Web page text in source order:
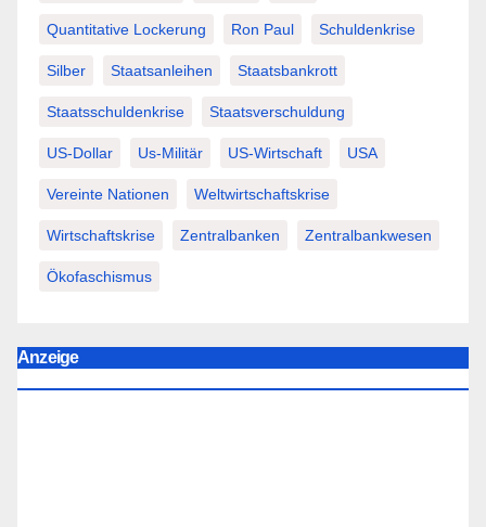
Quantitative Lockerung Ron Paul Schuldenkrise
Silber Staatsanleihen Staatsbankrott
Staatsschuldenkrise Staatsverschuldung
US-Dollar Us-Militär US-Wirtschaft USA
Vereinte Nationen Weltwirtschaftskrise
Wirtschaftskrise Zentralbanken Zentralbankwesen
Ökofaschismus
Anzeige